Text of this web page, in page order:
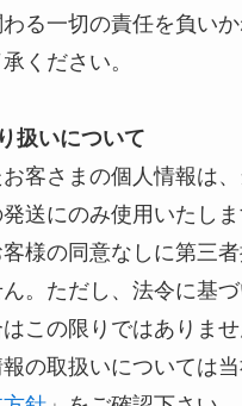
る一切の責任を負いか
ください。
扱いについて
お客さまの個人情報は
送にのみ使用いたしま
客様の同意なしに第三
。ただし、法令に基
この限りではありませ
の取扱いについては当